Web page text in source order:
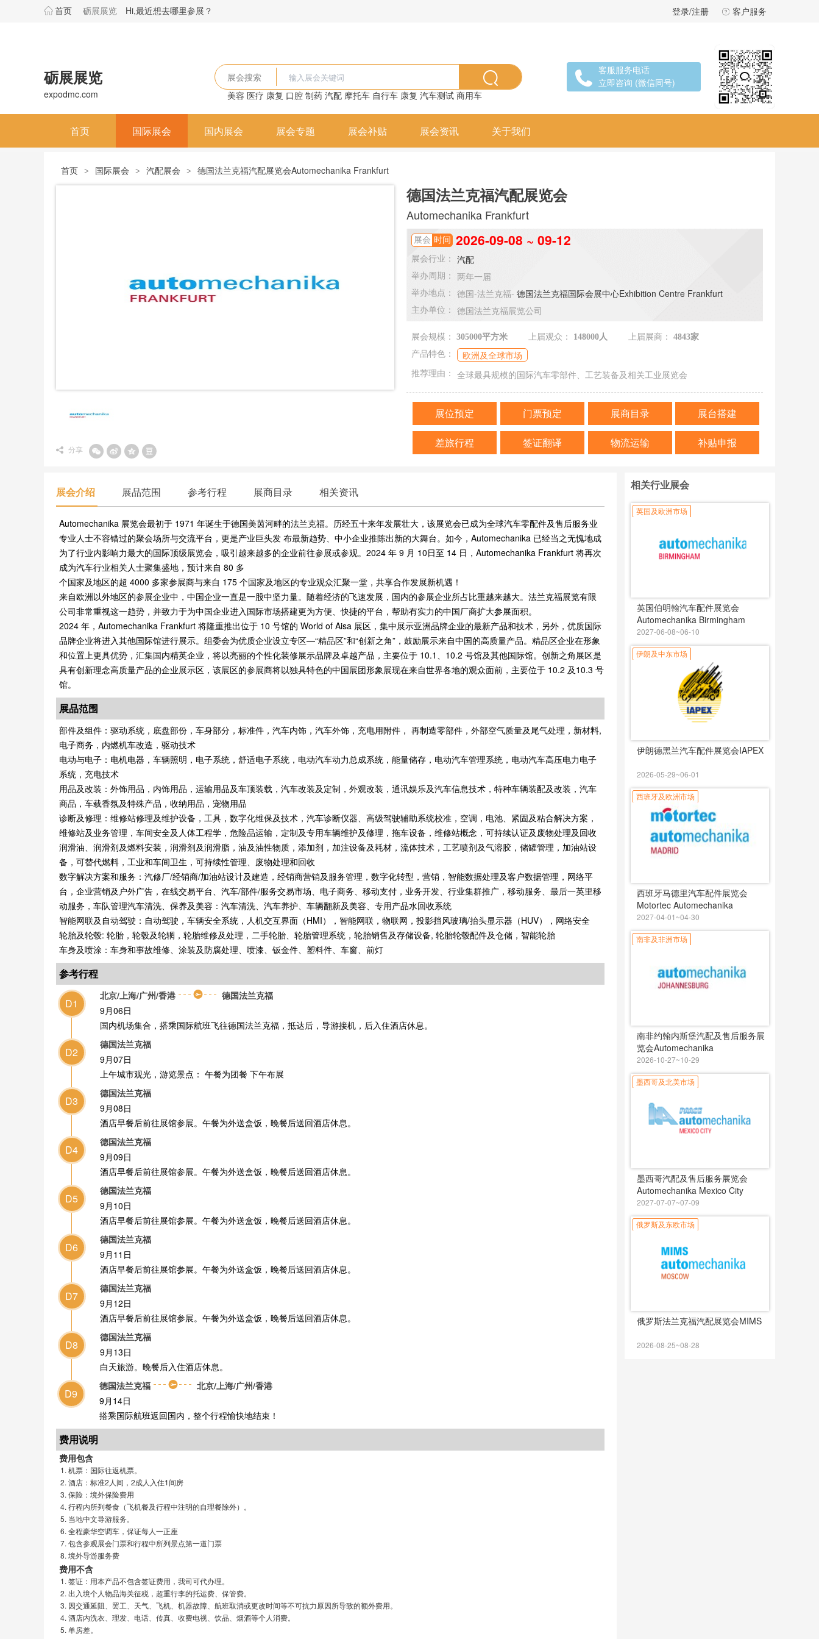
首页 砺展展览 Hi,最近想去哪里参展？ 登录/注册 客户服务
砺展展览
expodmc.com
展会搜索
美容 医疗 康复 口腔 制药 汽配 摩托车 自行车 康复 汽车测试 商用车
客服服务电话
立即咨询 (微信同号)
首页 国际展会 国内展会 展会专题 展会补贴 展会资讯 关于我们
首页 > 国际展会 > 汽配展会 > 德国法兰克福汽配展览会Automechanika Frankfurt
分享
德国法兰克福汽配展览会
Automechanika Frankfurt
展会 时间 2026-09-08 ~ 09-12
展会行业： 汽配
举办周期： 两年一届
举办地点： 德国-法兰克福- 德国法兰克福国际会展中心Exhibition Centre Frankfurt
主办单位： 德国法兰克福展览公司
展会规模： 305000平方米 上届观众： 148000人 上届展商：
4843家
产品特色：
欧洲及全球市场
推荐理由： 全球最具规模的国际汽车零部件、工艺装备及相关工业展览会
展位预定 门票预定 展商目录 展台搭建
差旅行程 签证翻译 物流运输 补贴申报
展会介绍 展品范围 参考行程 展商目录 相关资讯
Automechanika 展览会最初于 1971 年诞生于德国美茵河畔的法兰克福。历经五十来年发展壮大，该展览会已成为全球汽车零配件及售后服务业
专业人士不容错过的聚会场所与交流平台，更是产业巨头发 布最新趋势、中小企业推陈出新的大舞台。如今，Automechanika 已经当之无愧地成
为了行业内影响力最大的国际顶级展览会，吸引越来越多的企业前往参展或参观。2024 年 9 月 10日至 14 日，Automechanika Frankfurt 将再次
成为汽车行业相关人士聚集盛地，预计来自 80 多
个国家及地区的超 4000 多家参展商与来自 175 个国家及地区的专业观众汇聚一堂，共享合作发展新机遇！
来自欧洲以外地区的参展企业中，中国企业一直是一股中坚力量。随着经济的飞速发展，国内的参展企业所占比重越来越大。法兰克福展览有限
公司非常重视这一趋势，并致力于为中国企业进入国际市场搭建更为方便、快捷的平台，帮助有实力的中国厂商扩大参展面积。
2024 年，Automechanika Frankfurt 将隆重推出位于 10 号馆的 World of Aisa 展区，集中展示亚洲品牌企业的最新产品和技术，另外，优质国际
品牌企业将进入其他国际馆进行展示。组委会为优质企业设立专区—“精品区”和“创新之角”，鼓励展示来自中国的高质量产品。精品区企业在形象
和位置上更具优势，汇集国内精英企业，将以亮丽的个性化装修展示品牌及卓越产品，主要位于 10.1、10.2 号馆及其他国际馆。创新之角展区是
具有创新理念高质量产品的企业展示区，该展区的参展商将以独具特色的中国展团形象展现在来自世界各地的观众面前，主要位于 10.2 及10.3 号
馆。
展品范围
部件及组件：驱动系统，底盘部份，车身部分，标准件，汽车内饰，汽车外饰，充电用附件， 再制造零部件，外部空气质量及尾气处理，新材料,
电子商务，内燃机车改造，驱动技术
电动与电子：电机电器，车辆照明，电子系统，舒适电子系统，电动汽车动力总成系统，能量储存，电动汽车管理系统，电动汽车高压电力电子
系统，充电技术
用品及改装：外饰用品，内饰用品，运输用品及车顶装载，汽车改装及定制，外观改装，通讯娱乐及汽车信息技术，特种车辆装配及改装，汽车
商品，车载香氛及特殊产品，收纳用品，宠物用品
诊断及修理：维修站修理及维护设备，工具，数字化维保及技术，汽车诊断仪器、高级驾驶辅助系统校准，空调，电池、紧固及粘合解决方案，
维修站及业务管理，车间安全及人体工程学，危险品运输，定制及专用车辆维护及修理，拖车设备，维修站概念，可持续认证及废物处理及回收
润滑油、润滑剂及燃料安装，润滑剂及润滑脂，油及油性物质，添加剂，加注设备及耗材，流体技术，工艺喷剂及气溶胶，储罐管理，加油站设
备，可替代燃料，工业和车间卫生，可持续性管理、废物处理和回收
数字解决方案和服务：汽修厂/经销商/加油站设计及建造，经销商营销及服务管理，数字化转型，营销，智能数据处理及客户数据管理，网络平
台，企业营销及户外广告，在线交易平台、汽车/部件/服务交易市场、电子商务、移动支付，业务开发、行业集群推广，移动服务、最后一英里移
动服务，车队管理汽车清洗、保养及美容：汽车清洗、汽车养护、车辆翻新及美容、专用产品水回收系统
智能网联及自动驾驶：自动驾驶，车辆安全系统，人机交互界面（HMI），智能网联，物联网，投影挡风玻璃/抬头显示器（HUV），网络安全
轮胎及轮毂: 轮胎，轮毂及轮辋，轮胎维修及处理，二手轮胎、轮胎管理系统，轮胎销售及存储设备, 轮胎轮毂配件及仓储，智能轮胎
车身及喷涂：车身和事故维修、涂装及防腐处理、喷漆、钣金件、塑料件、车窗、前灯
参考行程
D1
北京/上海/广州/香港
德国法兰克福
9月06日
国内机场集合，搭乘国际航班飞往德国法兰克福，抵达后，导游接机，后入住酒店休息。
D2
德国法兰克福
9月07日
上午城市观光，游览景点： 午餐为团餐 下午布展
D3
德国法兰克福
9月08日
酒店早餐后前往展馆参展。午餐为外送盒饭，晚餐后送回酒店休息。
D4
德国法兰克福
9月09日
酒店早餐后前往展馆参展。午餐为外送盒饭，晚餐后送回酒店休息。
D5
德国法兰克福
9月10日
酒店早餐后前往展馆参展。午餐为外送盒饭，晚餐后送回酒店休息。
D6
德国法兰克福
9月11日
酒店早餐后前往展馆参展。午餐为外送盒饭，晚餐后送回酒店休息。
D7
德国法兰克福
9月12日
酒店早餐后前往展馆参展。午餐为外送盒饭，晚餐后送回酒店休息。
D8
德国法兰克福
9月13日
白天旅游。晚餐后入住酒店休息。
D9
德国法兰克福
北京/上海/广州/香港
9月14日
搭乘国际航班返回国内，整个行程愉快地结束！
费用说明
费用包含
机票：国际往返机票。
酒店：标准2人间，2成人入住1间房
保险：境外保险费用
行程内所列餐食（飞机餐及行程中注明的自理餐除外）。
当地中文导游服务。
全程豪华空调车，保证每人一正座
包含参观展会门票和行程中所列景点第一道门票
境外导游服务费
费用不含
签证：用本产品不包含签证费用，我司可代办理。
出入境个人物品海关征税，超重行李的托运费、保管费。
因交通延阻、罢工、天气、飞机、机器故障、航班取消或更改时间等不可抗力原因所导致的额外费用。
酒店内洗衣、理发、电话、传真、收费电视、饮品、烟酒等个人消费。
单房差。
相关行业展会
英国及欧洲市场
英国伯明翰汽车配件展览会
Automechanika Birmingham
2027-06-08~06-10
伊朗及中东市场
伊朗德黑兰汽车配件展览会IAPEX
2026-05-29~06-01
西班牙及欧洲市场
西班牙马德里汽车配件展览会
Motortec Automechanika
2027-04-01~04-30
南非及非洲市场
南非约翰内斯堡汽配及售后服务展
览会Automechanika
Johannesburg
2026-10-27~10-29
墨西哥及北美市场
墨西哥汽配及售后服务展览会
Automechanika Mexico City
2027-07-07~07-09
俄罗斯及东欧市场
俄罗斯法兰克福汽配展览会MIMS
2026-08-25~08-28